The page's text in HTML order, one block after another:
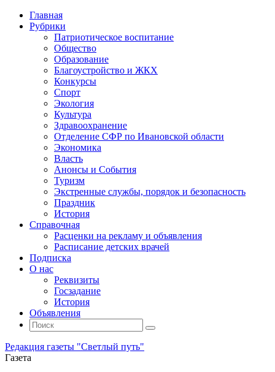
Главная
Рубрики
Патриотическое воспитание
Общество
Образование
Благоустройство и ЖКХ
Конкурсы
Спорт
Экология
Культура
Здравоохранение
Отделение СФР по Ивановской области
Экономика
Власть
Анонсы и События
Туризм
Экстренные службы, порядок и безопасность
Праздник
История
Справочная
Расценки на рекламу и объявления
Расписание детских врачей
Подписка
О нас
Реквизиты
Госзадание
История
Объявления
Поиск
Искать:
Поиск
Редакция газеты "Светлый путь"
Газета